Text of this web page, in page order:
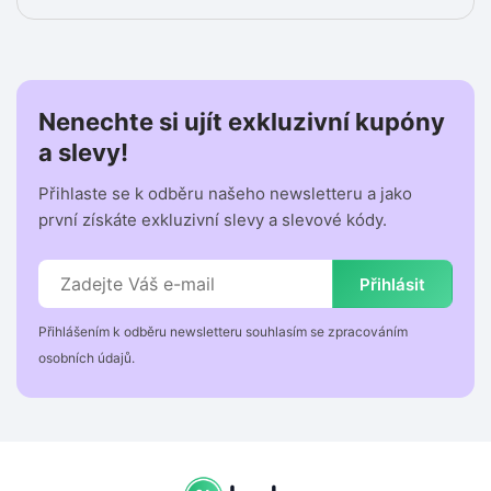
Nenechte si ujít exkluzivní kupóny
a slevy!
Přihlaste se k odběru našeho newsletteru a jako
první získáte exkluzivní slevy a slevové kódy.
Přihlásit
Přihlášením k odběru newsletteru souhlasím se zpracováním
osobních údajů.